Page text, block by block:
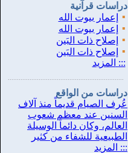
دراسات قرآنية
▪
إعمار بيوت الله
▪
إعمار بيوت الله
▪
إصلاح ذات البَين
▪
إصلاح ذات البَين
::: المزيد
دراسات من الواقع
عُرف الصيام قديماً منذ آلاف
السنين عند معظم شعوب
العالم، وكان دائماً الوسيلة
الطبيعية للشفاء من كثير
::: المزيد